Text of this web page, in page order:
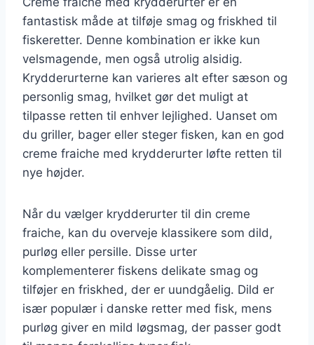
fantastisk måde at tilføje smag og friskhed til
fiskeretter. Denne kombination er ikke kun
velsmagende, men også utrolig alsidig.
Krydderurterne kan varieres alt efter sæson og
personlig smag, hvilket gør det muligt at
tilpasse retten til enhver lejlighed. Uanset om
du griller, bager eller steger fisken, kan en god
creme fraiche med krydderurter løfte retten til
nye højder.
Når du vælger krydderurter til din creme
fraiche, kan du overveje klassikere som dild,
purløg eller persille. Disse urter
komplementerer fiskens delikate smag og
tilføjer en friskhed, der er uundgåelig. Dild er
især populær i danske retter med fisk, mens
purløg giver en mild løgsmag, der passer godt